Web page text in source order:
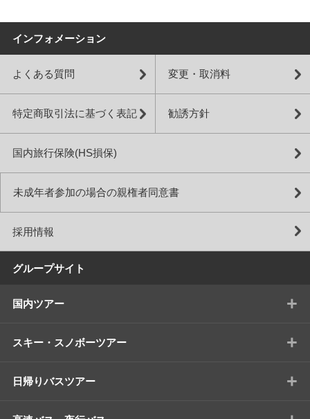
インフォメーション
よくある質問 変更・取消料
特定商取引法に基づく表記 勧誘方針
国内旅行保険(HS損保)
未成年者参加の場合の親権者同意書
採用情報
グループサイト
国内ツアー +
スキー・スノボーツアー +
日帰りバスツアー +